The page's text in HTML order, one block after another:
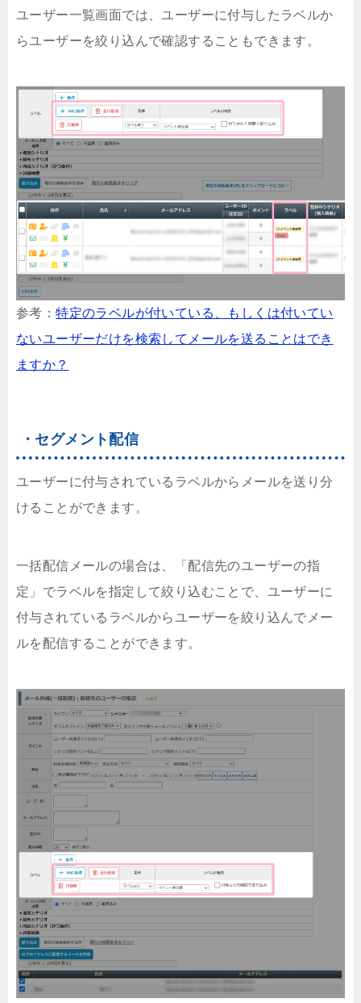
ユーザー一覧画面では、ユーザーに付与したラベルか
らユーザーを絞り込んで確認することもできます。
参考：特定のラベルが付いている、もしくは付いてい
ないユーザーだけを検索してメールを送ることはでき
ますか？
・セグメント配信
ユーザーに付与されているラベルからメールを送り分
けることができます。
一括配信メールの場合は、「配信先のユーザーの指
定」でラベルを指定して絞り込むことで、ユーザーに
付与されているラベルからユーザーを絞り込んでメー
ルを配信することができます。